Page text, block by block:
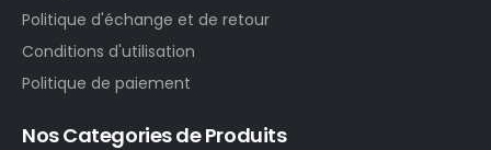
Politique d'échange et de retour
Conditions d'utilisation
Politique de paiement
Nos Categories de Produits